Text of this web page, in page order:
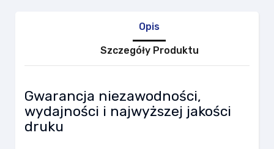
Opis
Szczegóły Produktu
Gwarancja niezawodności,
wydajności i najwyższej jakości
druku